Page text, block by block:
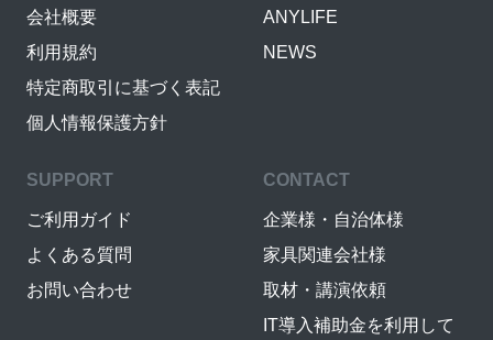
会社概要
利用規約
特定商取引に基づく表記
個人情報保護方針
ANYLIFE
NEWS
SUPPORT
ご利用ガイド
よくある質問
お問い合わせ
CONTACT
企業様・自治体様
家具関連会社様
取材・講演依頼
IT導入補助金を利用して